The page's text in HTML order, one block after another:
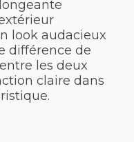
look audacieux
différence de
les deux
claire dans